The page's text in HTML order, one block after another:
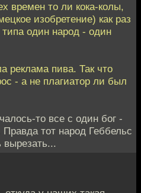
времен то ли кока-колы,
изобретение) как раз
один народ - один
реклама пива. Так что
- а не плагиатор ли был
то все с один бог -
тот народ Геббельс
вырезать...